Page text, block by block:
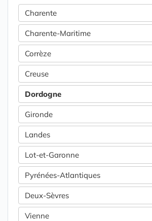
Charente
Charente-Maritime
Corrèze
Creuse
Dordogne
Gironde
Landes
Lot-et-Garonne
Pyrénées-Atlantiques
Deux-Sèvres
Vienne